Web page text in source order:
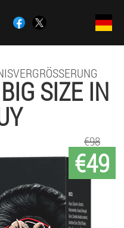
SIZE IN
€49
€98